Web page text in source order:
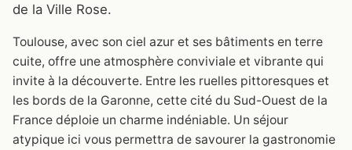
de la Ville Rose.
Toulouse, avec son ciel azur et ses bâtiments en terre
cuite, offre une atmosphère conviviale et vibrante qui
invite à la découverte. Entre les ruelles pittoresques et
les bords de la Garonne, cette cité du Sud-Ouest de la
France déploie un charme indéniable. Un séjour
atypique ici vous permettra de savourer la gastronomie